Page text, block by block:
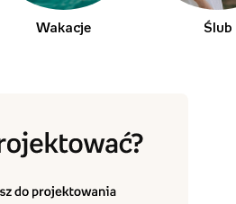
Wakacje Ślub